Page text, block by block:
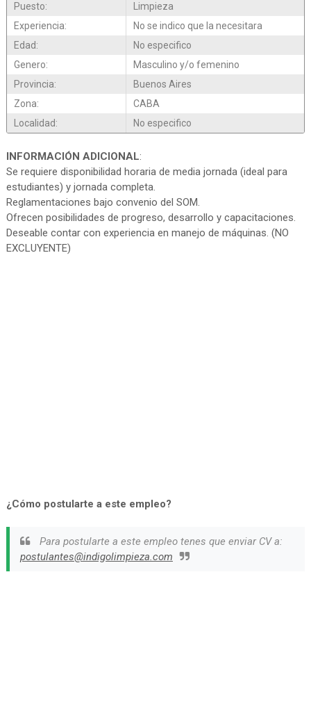
Puesto:
Limpieza
Experiencia:
No se indico que la necesitara
Edad:
No especifico
Genero:
Masculino y/o femenino
Provincia:
Buenos Aires
Zona:
CABA
Localidad:
No especifico
INFORMACIÓN ADICIONAL:
Se requiere disponibilidad horaria de media jornada (ideal para
estudiantes) y jornada completa.
Reglamentaciones bajo convenio del SOM.
Ofrecen posibilidades de progreso, desarrollo y capacitaciones.
Deseable contar con experiencia en manejo de máquinas. (NO
EXCLUYENTE)
¿Cómo postularte a este empleo?
Para postularte a este empleo tenes que enviar CV a:
postulantes@indigolimpieza.com